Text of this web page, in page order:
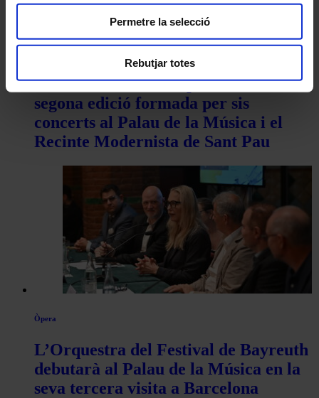
Permetre la selecció
Rebutjar totes
El Sant Pau Festival presenta una
segona edició formada per sis
concerts al Palau de la Música i el
Recinte Modernista de Sant Pau
Òpera
L’Orquestra del Festival de Bayreuth
debutarà al Palau de la Música en la
seva tercera visita a Barcelona